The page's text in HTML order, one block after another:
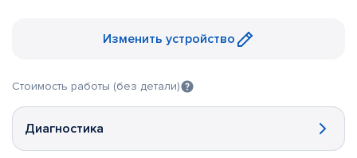
Изменить устройство
Стоимость работы (без детали)
Диагностика